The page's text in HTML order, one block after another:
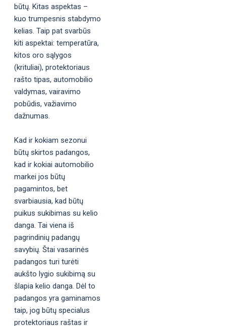
būtų. Kitas aspektas –
kuo trumpesnis stabdymo
kelias. Taip pat svarbūs
kiti aspektai: temperatūra,
kitos oro sąlygos
(krituliai), protektoriaus
rašto tipas, automobilio
valdymas, vairavimo
pobūdis, važiavimo
dažnumas.
Kad ir kokiam sezonui
būtų skirtos padangos,
kad ir kokiai automobilio
markei jos būtų
pagamintos, bet
svarbiausia, kad būtų
puikus sukibimas su kelio
danga. Tai viena iš
pagrindinių padangų
savybių. Štai vasarinės
padangos turi turėti
aukšto lygio sukibimą su
šlapia kelio danga. Dėl to
padangos yra gaminamos
taip, jog būtų specialus
protektoriaus raštas ir